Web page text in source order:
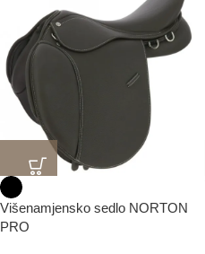
Višenamjensko sedlo NORTON
PRO